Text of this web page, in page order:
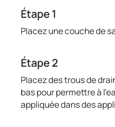
Étape 1
Placez une couche de
Étape 2
Placez des trous de
bas pour permettre à
appliquée dans des